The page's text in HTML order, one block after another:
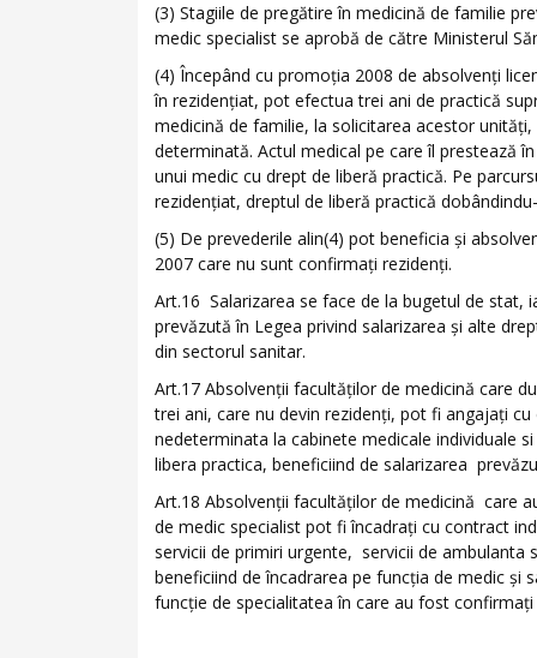
(3) Stagiile de pregătire în medicină de familie
medic specialist se aprobă de către Ministerul
(4) Începând cu promoţia 2008 de absolvenţi
în rezidenţiat, pot efectua trei ani de practică
medicină de familie, la solicitarea acestor
determinată. Actul medical pe care îl prestează
unui medic cu drept de liberă practică. Pe
rezidenţiat, dreptul de liberă practică
(5) De prevederile alin(4) pot beneficia şi
2007 care nu sunt confirmaţi rezidenţi.
Art.16 Salarizarea se face de la bugetul de stat,
prevăzută în Legea privind salarizarea şi alte
din sectorul sanitar.
Art.17 Absolvenţii facultăţilor de medicină care
trei ani, care nu devin rezidenţi, pot fi angajaţi
nedeterminata la cabinete medicale individuale
libera practica, beneficiind de salarizarea
Art.18 Absolvenţii facultăţilor de medicină care
de medic specialist pot fi încadraţi cu contract
servicii de primiri urgente, servicii de ambulanta
beneficiind de încadrarea pe funcţia de medic şi
funcţie de specialitatea în care au fost confirmaţi